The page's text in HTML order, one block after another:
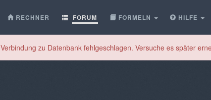
RECHNER FORUM FORMELN HILFE
Verbindung zu Datenbank fehlgeschlagen. Versuche es später